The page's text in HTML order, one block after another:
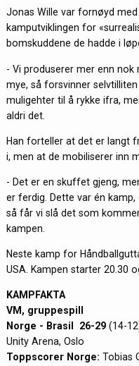
Jonas Wille var fornøyd
kamputviklingen for
bomskuddene de hadde i
- Vi produserer mer enn nok
mye, så forsvinner
muligehter til å rykke ifra,
aldri det.
Han forteller at det er langt
i, men at de mobiliserer inn
- Det er en skuffet gjeng,
er ferdig. Dette var én
så får vi slå det som
kampen.
Neste kamp for
USA. Kampen starter 20.30
KAMPFAKTA
VM, gruppespill
Norge - Brasil
26-29 (14-
Unity Arena, Oslo
Toppscorer Norge: Tobias